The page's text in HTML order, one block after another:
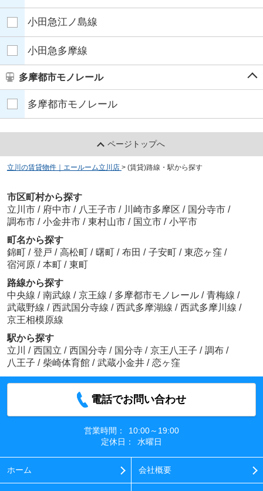
小田急江ノ島線
小田急多摩線
多摩都市モノレール
多摩都市モノレール
ページトップへ
立川の賃貸物件｜エールーム立川店 > (賃貸)路線・駅から探す
市区町村から探す
立川市 / 府中市 / 八王子市 / 川崎市多摩区 / 国分寺市 /
調布市 / 小金井市 / 東村山市 / 国立市 / 小平市
町名から探す
錦町 / 登戸 / 高松町 / 曙町 / 布田 / 子安町 / 東恋ヶ窪 /
宿河原 / 本町 / 東町
路線から探す
中央線 / 南武線 / 京王線 / 多摩都市モノレール / 青梅線 /
武蔵野線 / 西武国分寺線 / 西武多摩湖線 / 西武多摩川線 /
京王相模原線
駅から探す
立川
/ 西国立 / 西国分寺 / 国分寺 / 京王八王子 / 調布 /
八王子 / 柴崎体育館 / 武蔵小金井 / 恋ヶ窪
電話でお問い合わせ
営業時間：
10:00～19:00
定休日：
水曜日
ホーム 会社概要